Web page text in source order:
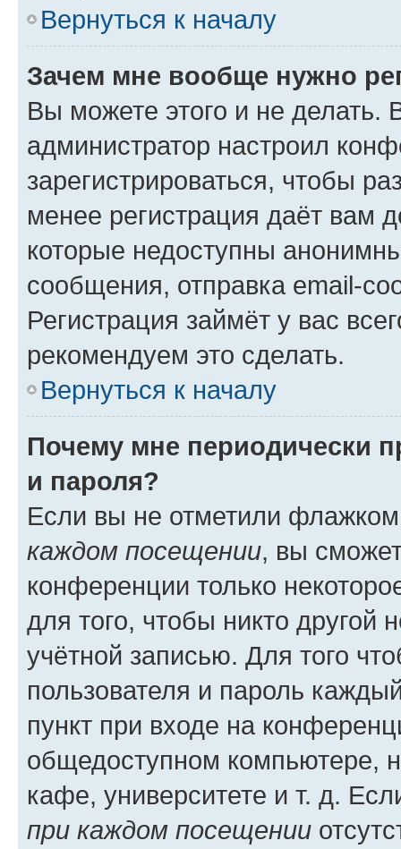
Вернуться к началу
Зачем мне вообще нужно
Вы можете этого и не делать.
администратор настроил
зарегистрироваться, чтобы
менее регистрация даёт вам
которые недоступны
сообщения, отправка email-
Регистрация займёт у вас
рекомендуем это сделать.
Вернуться к началу
Почему мне периодически
и пароля?
Если вы не отметили
каждом посещении, вы
конференции только
для того, чтобы никто другой
учётной записью. Для того
пользователя и пароль
пункт при входе на
общедоступном компьютере,
кафе, университете и т. д.
при каждом посещении